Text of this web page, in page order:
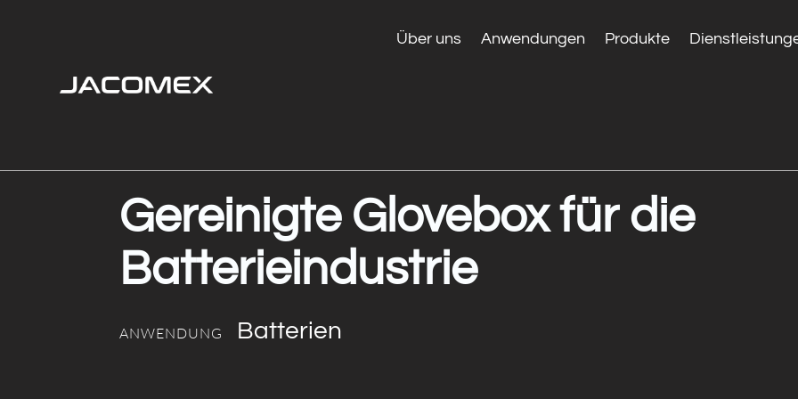
Über uns Anwendungen Produkte
Gereinigte Glovebox für die
Batterieindustrie
ANWENDUNG Batterien